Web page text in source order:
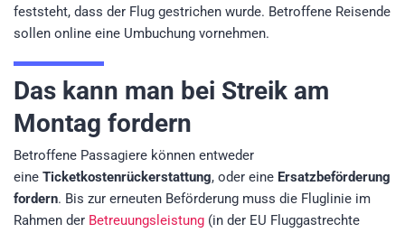
feststeht, dass der Flug gestrichen wurde. Betroffene Reisende
sollen online eine Umbuchung vornehmen.
Das kann man bei Streik am
Montag fordern
Betroffene Passagiere können entweder
eine Ticketkostenrückerstattung, oder eine Ersatzbeförderung
fordern. Bis zur erneuten Beförderung muss die Fluglinie im
Rahmen der Betreuungsleistung (in der EU Fluggastrechte